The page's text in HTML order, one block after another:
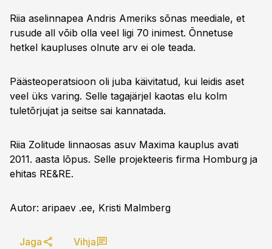
Riia aselinnapea Andris Ameriks sõnas meediale, et
rusude all võib olla veel ligi 70 inimest. Õnnetuse
hetkel kaupluses olnute arv ei ole teada.
Päästeoperatsioon oli juba käivitatud, kui leidis aset
veel üks varing. Selle tagajärjel kaotas elu kolm
tuletõrjujat ja seitse sai kannatada.
Riia Zolitude linnaosas asuv Maxima kauplus avati
2011. aasta lõpus. Selle projekteeris firma Homburg ja
ehitas RE&RE.
Autor: aripaev .ee, Kristi Malmberg
Jaga Vihja